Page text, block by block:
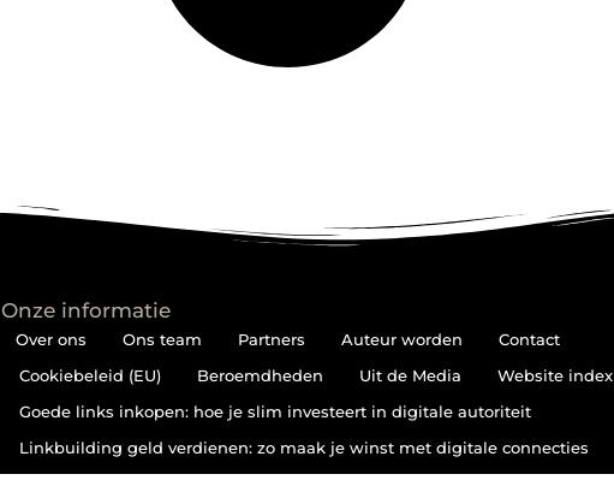
Onze informatie
Over ons Ons team Partners Auteur worden
Contact
Cookiebeleid (EU)
Beroemdheden Uit de Media
Website index
Goede links inkopen: hoe je slim investeert in digitale autoriteit
Linkbuilding geld verdienen: zo maak je winst met digitale connecties